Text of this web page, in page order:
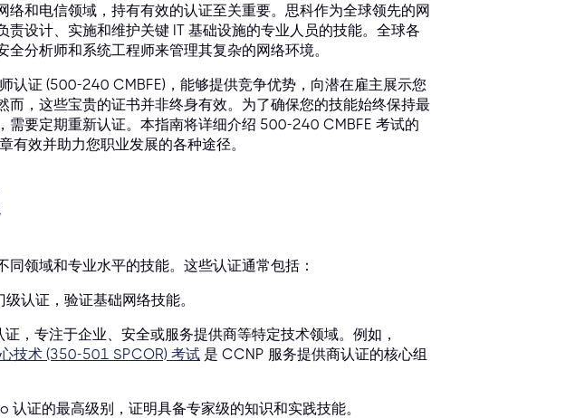
络和电信领域，持有有效的认证至关重要。思科作为全球领先的网
设计、实施和维护关键 IT 基础设施的专业人员的技能。全球各
分析师和系统工程师来管理其复杂的网络环境。
认证 (500-240 CMBFE)，能够提供竞争优势，向潜在雇主展示您
而，这些宝贵的证书并非终身有效。为了确保您的技能始终保持最
需要定期重新认证。本指南将详细介绍 500-240 CMBFE 考试的
效并助力您职业发展的各种途径。
领域和专业水平的技能。这些认证通常包括：
认证，验证基础网络技能。
，专注于企业、安全或服务提供商等特定技术领域。例如，
技术 (350-501 SPCOR) 考试 是 CCNP 服务提供商认证的核心组
证的最高级别，证明具备专家级的知识和实践技能。